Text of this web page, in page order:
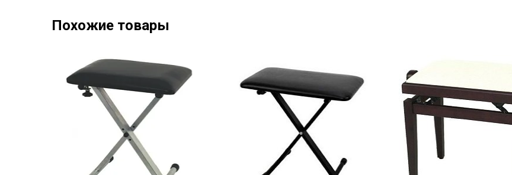
Похожие товары